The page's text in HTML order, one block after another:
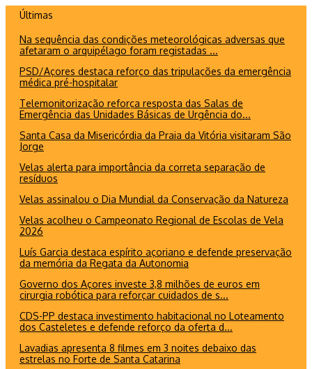
conteúdo
Últimas
Na sequência das condições meteorológicas adversas que
afetaram o arquipélago foram registadas ...
PSD/Açores destaca reforço das tripulações da emergência
médica pré-hospitalar
Telemonitorização reforça resposta das Salas de
Emergência das Unidades Básicas de Urgência do...
Santa Casa da Misericórdia da Praia da Vitória visitaram São
Jorge
Velas alerta para importância da correta separação de
resíduos
Velas assinalou o Dia Mundial da Conservação da Natureza
Velas acolheu o Campeonato Regional de Escolas de Vela
2026
Luís Garcia destaca espírito açoriano e defende preservação
da memória da Regata da Autonomia
Governo dos Açores investe 3,8 milhões de euros em
cirurgia robótica para reforçar cuidados de s...
CDS-PP destaca investimento habitacional no Loteamento
dos Casteletes e defende reforço da oferta d...
Lavadias apresenta 8 filmes em 3 noites debaixo das
estrelas no Forte de Santa Catarina